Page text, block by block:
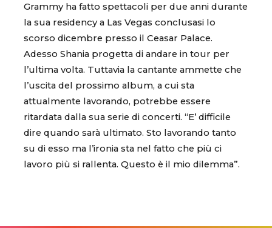
Grammy ha fatto spettacoli per due anni durante
la sua residency a Las Vegas conclusasi lo
scorso dicembre presso il Ceasar Palace.
Adesso Shania progetta di andare in tour per
l’ultima volta. Tuttavia la cantante ammette che
l’uscita del prossimo album, a cui sta
attualmente lavorando, potrebbe essere
ritardata dalla sua serie di concerti. “E’ difficile
dire quando sarà ultimato. Sto lavorando tanto
su di esso ma l’ironia sta nel fatto che più ci
lavoro più si rallenta. Questo è il mio dilemma”.